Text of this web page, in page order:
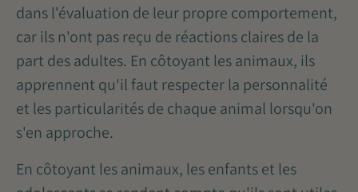
dans l'évaluation de leur propre comportement,
car ils n'ont pas reçu de réactions claires de la
part des adultes. En côtoyant les animaux, ils
apprennent qu'il faut respecter la personnalité
et les particularités de chaque animal lorsqu'on
s'en approche.
En côtoyant les animaux, les enfants et les